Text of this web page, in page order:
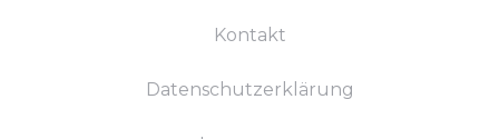
Kontakt
Datenschutzerklärung